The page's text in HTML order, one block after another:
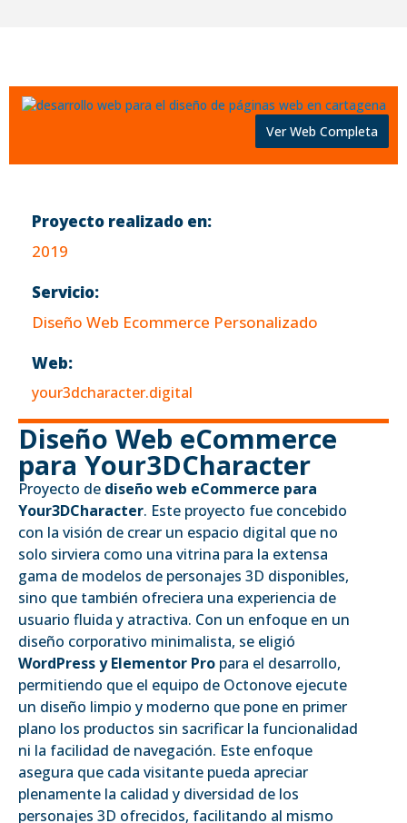
Ver Web Completa
Proyecto realizado en:
2019
Servicio:
Diseño Web Ecommerce Personalizado
Web:
your3dcharacter.digital
Diseño Web eCommerce
para Your3DCharacter
Proyecto de diseño web eCommerce para
Your3DCharacter. Este proyecto fue concebido
con la visión de crear un espacio digital que no
solo sirviera como una vitrina para la extensa
gama de modelos de personajes 3D disponibles,
sino que también ofreciera una experiencia de
usuario fluida y atractiva. Con un enfoque en un
diseño corporativo minimalista, se eligió
WordPress y Elementor Pro para el desarrollo,
permitiendo que el equipo de Octonove ejecute
un diseño limpio y moderno que pone en primer
plano los productos sin sacrificar la funcionalidad
ni la facilidad de navegación. Este enfoque
asegura que cada visitante pueda apreciar
plenamente la calidad y diversidad de los
personajes 3D ofrecidos, facilitando al mismo